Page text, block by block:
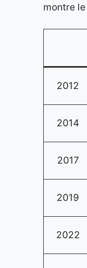
montre
2012
2014
2017
2019
2022